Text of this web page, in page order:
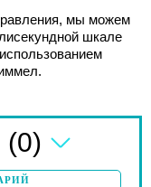
мы можем
шкале
(0)